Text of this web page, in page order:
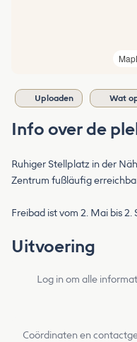
Uploaden Wat
Info over de
Ruhiger Stellplatz in der
Zentrum fußläufig
Freibad ist vom 2. Mai bis
Uitvoering
Log in om alle
Coördinaten en